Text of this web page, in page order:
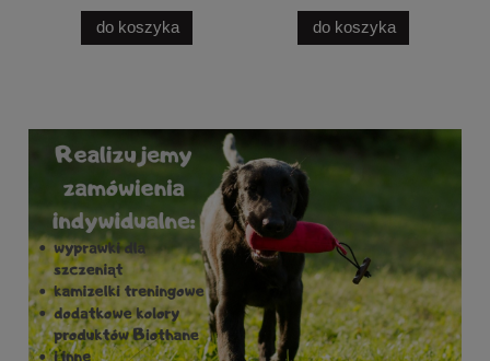
do koszyka do koszyka